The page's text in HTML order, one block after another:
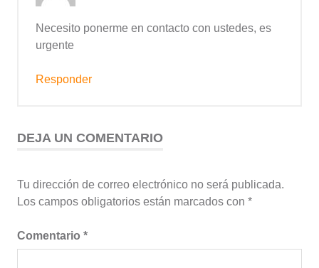
Necesito ponerme en contacto con ustedes, es
urgente
Responder
DEJA UN COMENTARIO
Tu dirección de correo electrónico no será publicada.
Los campos obligatorios están marcados con *
Comentario *